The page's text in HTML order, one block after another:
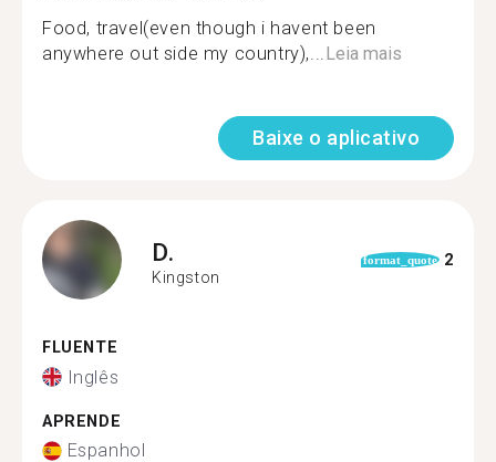
Food, travel(even though i havent been
anywhere out side my country),...Leia mais
Baixe o aplicativo
D.
Kingston
format_quote 2
FLUENTE
Inglês
APRENDE
Espanhol